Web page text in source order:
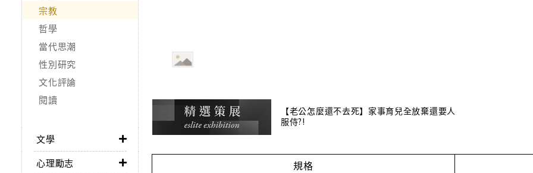
宗教
哲學
當代思潮
性別研究
文化評論
閱讀
文學
心理勵志
【老公怎麼還不去死】家事育兒全放棄還要人
服侍?!
規格